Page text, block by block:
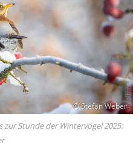
© Stefan Weber
Stunde der Wintervögel 2025: